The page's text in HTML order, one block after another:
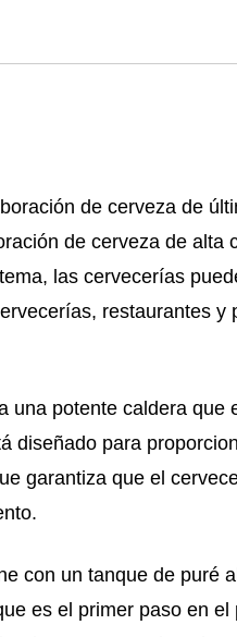
de cerveza de
de cerveza de alta
las cervecerías
restaurantes y
una potente caldera que
diseñado para
garantiza que el
con un tanque de puré
es el primer paso en el